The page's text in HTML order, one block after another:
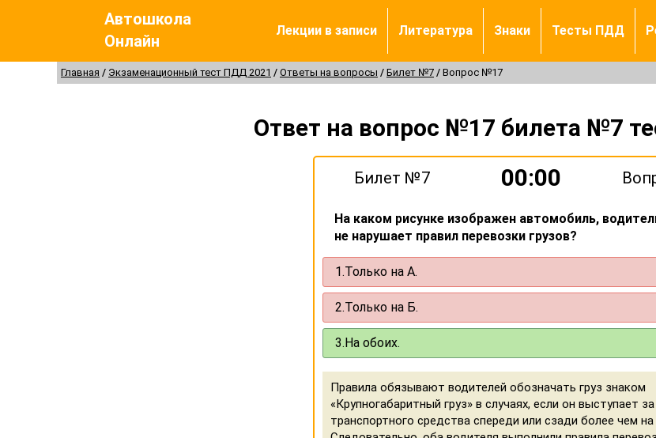
Автошкола
Онлайн
Лекции в записи Литература Знаки Тесты ПДД
Главная Экзаменационный тест ПДД 2021 Ответы на вопросы Билет №7 Вопрос №17
Ответ на вопрос №17 билета №7
Билет №7 00:00
На каком рисунке изображен автомобиль,
не нарушает правил перевозки грузов?
1.Только на А.
2.Только на Б.
3. На обоих.
Правила обязывают водителей обозначать груз знаком
«Крупногабаритный груз» в случаях, если он выступает
транспортного средства спереди или сзади более чем на